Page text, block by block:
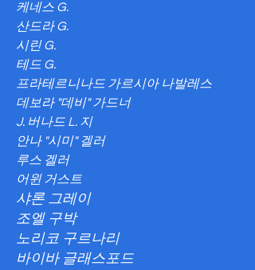
케네스 G.
산드라 G.
시린 G.
테드 G.
프라테르니나드 가르시아 나발레스
데보라 "데비" 가드너
J. 버나드 L. 지
안나 "시미" 겔러
루스 겔러
어윈 거스트
샤론 그레이
조엘 구박
노리코 구르나리
바이바 글래스포드